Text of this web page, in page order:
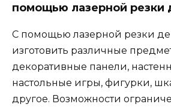
помощью лазерной резки
С помощью лазерной резки
изготовить различные
декоративные панели,
настольные игры, фигурки,
другое. Возможности